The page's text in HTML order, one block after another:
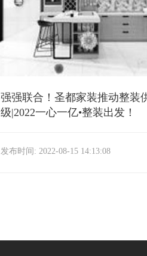
强强联合！圣都家装推动整装
级|2022一心一亿•整装出发！
发布时间: 2022-08-15 14:13:08